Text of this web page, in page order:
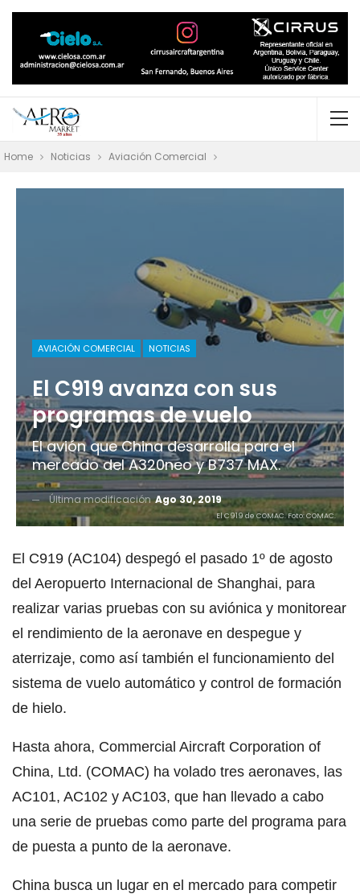
Home Noticias Aviación Comercial
AVIACIÓN COMERCIAL NOTICIAS
El C919 avanza con sus
programas de vuelo
El avión que China desarrolla para el
mercado del A320neo y B737 MAX.
Última modificaciónAgo 30, 2019
El C919 de COMAC. Foto: COMAC.
El C919 (AC104) despegó el pasado 1º de agosto
del Aeropuerto Internacional de Shanghai, para
realizar varias pruebas con su aviónica y monitorear
el rendimiento de la aeronave en despegue y
aterrizaje, como así también el funcionamiento del
sistema de vuelo automático y control de formación
de hielo.
Hasta ahora, Commercial Aircraft Corporation of
China, Ltd. (COMAC) ha volado tres aeronaves, las
AC101, AC102 y AC103, que han llevado a cabo
una serie de pruebas como parte del programa para
de puesta a punto de la aeronave.
China busca un lugar en el mercado para competir